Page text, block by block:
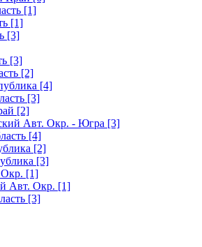
[1]
[1]
[3]
[3]
[2]
[4]
[3]
[2]
Авт. Окр. - Югра [3]
[4]
[2]
[3]
Окр. [1]
Авт. Окр. [1]
[3]